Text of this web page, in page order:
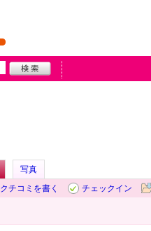
写真
クチコミを書く
チェックイン